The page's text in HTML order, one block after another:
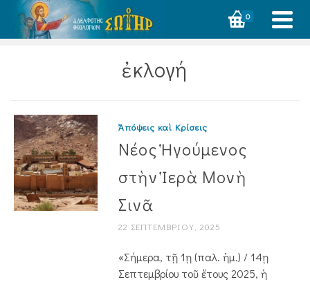
0
ἐκλογή
Ἀπόψεις καὶ Κρίσεις
Νέος Ἡγούμενος
στὴν Ἱερὰ Μονὴ
Σινᾶ
22 ΣΕΠΤΕΜΒΡΊΟΥ, 2025
«Σήμερα, τῇ 1ῃ (παλ. ἡμ.) / 14ῃ
Σεπτεμβρίου τοῦ ἔτους 2025, ἡ